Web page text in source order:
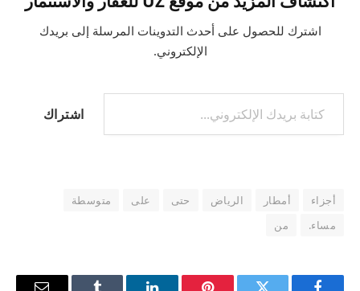
اشترك للحصول على أحدث التدوينات المرسلة إلى بريدك
الإلكتروني.
كتابة بريدك الإلكتروني...
اشتراك
أجزاء أمطار الرياض حتى على
متوسطة
مساء.
من